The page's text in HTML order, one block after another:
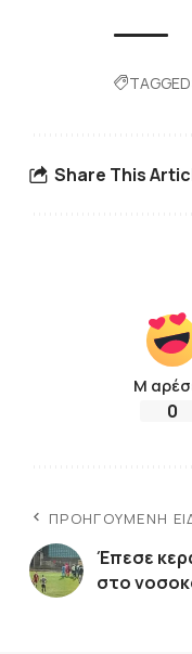
Share This
Μ
0
ΠΡΟΗΓΟΎΜΕΝΗ
Έπεσε
στο